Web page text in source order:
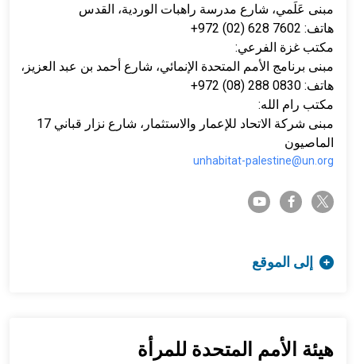
مبنى عَلَمي، شارع مدرسة راهبات الوردية، القدس
هاتف: 7602 628 (02) 972+
مكتب غزة الفرعي:
مبنى برنامج الأمم المتحدة الإنمائي، شارع أحمد بن عبد العزيز،
هاتف: 0830 288 (08) 972+
مكتب رام الله:
مبنى شركة الاتحاد للإعمار والاستثمار، شارع نزار قباني 17
الماصيون
unhabitat-palestine@un.org
twitter-x
facebook-f
youtube
إلى الموقع
هيئة الأمم المتحدة للمرأة